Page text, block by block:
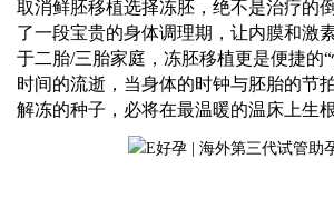
取消鲜胚移植选择冻胚，绝不是治疗的
了一段宝贵的身体调理期，让内膜和激
于二胎/三胎家庭，冻胚移植更是便捷的
时间的流逝，当身体的时钟与胚胎的节
解冻的种子，必将在最温暖的温床上生